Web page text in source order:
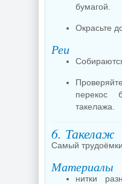
бумагой.
Окрасьте
Реи
перекос
такелажа.
6. Такелаж
Самый
Материалы
нитки